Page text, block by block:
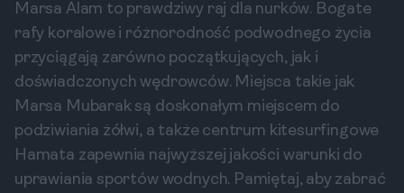
Marsa Alam to prawdziwy raj dla nurków. Bogate
rafy koralowe i różnorodność podwodnego życia
przyciągają zarówno początkujących, jak i
doświadczonych wędrowców. Miejsca takie jak
Marsa Mubarak są doskonałym miejscem do
podziwiania żółwi, a także centrum kitesurfingowe
Hamata zapewnia najwyższej jakości warunki do
uprawiania sportów wodnych. Pamiętaj, aby zabrać